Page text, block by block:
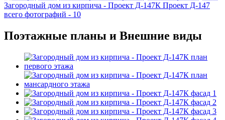
Загородный дом из кирпича - Проект Д-147К Проект Д-147
всего фотографий - 10
Поэтажные планы и Внешние виды